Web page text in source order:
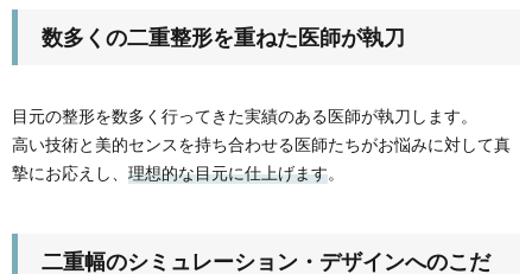
数多くの二重整形を重ねた医師が執刀
目元の整形を数多く行ってきた実績のある医師が執刀します。
高い技術と美的センスを持ち合わせる医師たちがお悩みに対して真
摯にお応えし、 理想的な目元に仕上げます。
二重幅のシミュレーション・デザインへのこだ